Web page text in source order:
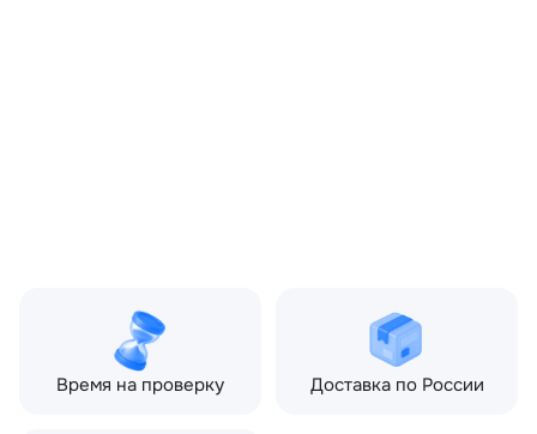
Время на проверку Доставка по России